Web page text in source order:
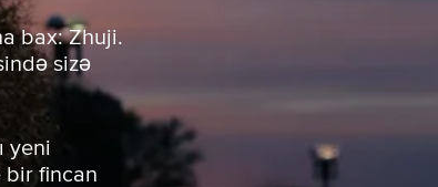
bax: Zhuji.
sizə
yeni
bir fincan